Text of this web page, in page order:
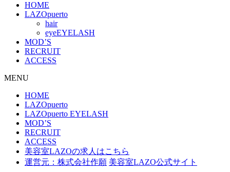
HOME
LAZOpuerto
hair
eye
MOD’S
RECRUIT
ACCESS
MENU
HOME
LAZOpuerto
LAZOpuerto EYELASH
MOD’S
RECRUIT
ACCESS
美容室LAZOの求人はこちら
運営元：株式会社作願 美容室LAZO公式サイト